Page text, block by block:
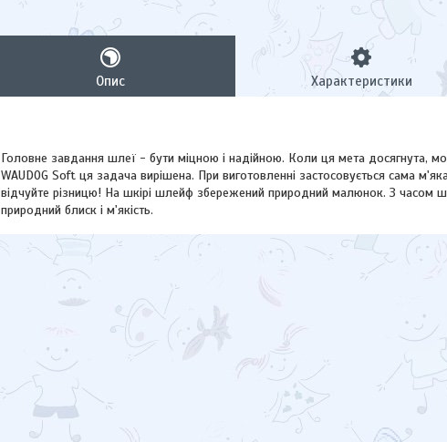
Опис Характеристики
Головне завдання шлеї - бути міцною і надійною. Коли ця мета досягнута,
WAUDOG Soft ця задача вирішена. При виготовленні застосовується сама
відчуйте різницю! На шкірі шлейф збережений природний малюнок. З часом
природний блиск і м'якість.